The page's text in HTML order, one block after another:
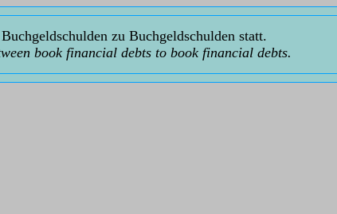
zu Buchgeldschulden statt.
book financial debts to book financial debts.